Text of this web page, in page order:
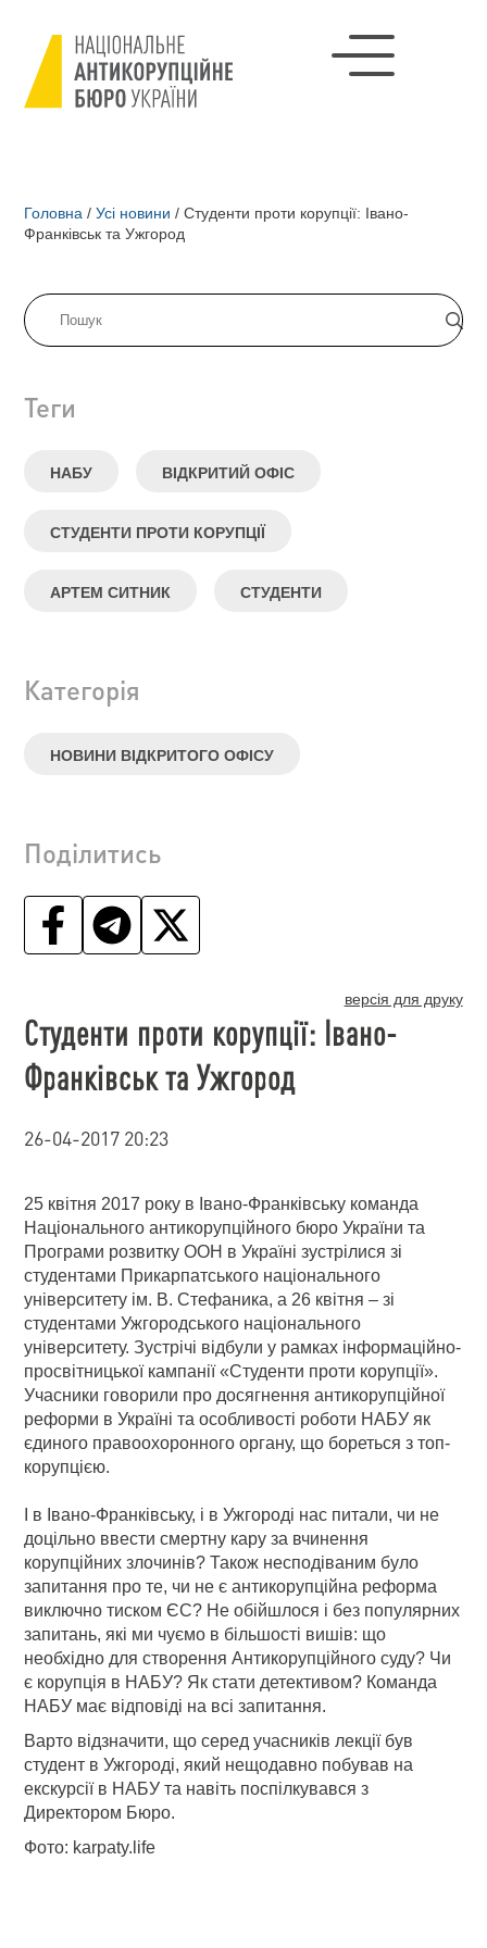
Головна / Усі новини / Студенти проти корупції: Івано-
Франківськ та Ужгород
Теги
НАБУ ВІДКРИТИЙ ОФІС
СТУДЕНТИ ПРОТИ КОРУПЦІЇ
АРТЕМ СИТНИК СТУДЕНТИ
Категорія
НОВИНИ ВІДКРИТОГО ОФІСУ
Поділитись
версія для друку
Студенти проти корупції: Івано-
Франківськ та Ужгород
26-04-2017 20:23
25 квітня 2017 року в Івано-Франківську команда
Національного антикорупційного бюро України та
Програми розвитку ООН в Україні зустрілися зі
студентами Прикарпатського національного
університету ім. В. Стефаника, а 26 квітня – зі
студентами Ужгородського національного
університету. Зустрічі відбули у рамках інформаційно-
просвітницької кампанії «Студенти проти корупції».
Учасники говорили про досягнення антикорупційної
реформи в Україні та особливості роботи НАБУ як
єдиного правоохоронного органу, що бореться з топ-
корупцією.
І в Івано-Франківську, і в Ужгороді нас питали, чи не
доцільно ввести смертну кару за вчинення
корупційних злочинів? Також несподіваним було
запитання про те, чи не є антикорупційна реформа
виключно тиском ЄС? Не обійшлося і без популярних
запитань, які ми чуємо в більшості вишів: що
необхідно для створення Антикорупційного суду? Чи
є корупція в НАБУ? Як стати детективом? Команда
НАБУ має відповіді на всі запитання.
Варто відзначити, що серед учасників лекції був
студент в Ужгороді, який нещодавно побував на
екскурсії в НАБУ та навіть поспілкувався з
Директором Бюро.
Фото: karpaty.life